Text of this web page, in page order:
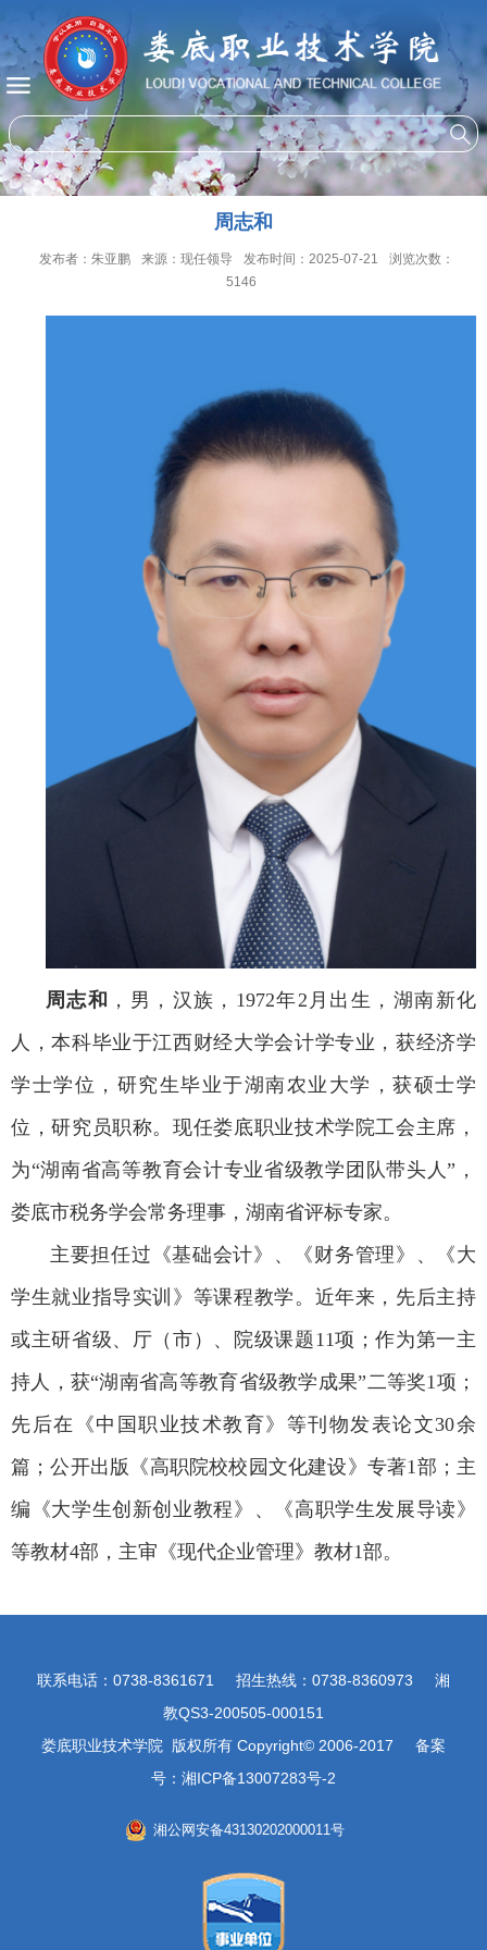
周志和
发布者：朱亚鹏 来源：现任领导 发布时间：2025-07-21
浏览次数：
5146
周志和 ，男，汉族，1972年2月出生，湖南新化
人，本科毕业于江西财经大学会计学专业，获经济学
学士学位，研究生毕业于湖南农业大学，获硕士学
位，研究员职称。现任娄底职业技术学院工会主席，
为“湖南省高等教育会计专业省级教学团队带头人”，
娄底市税务学会常务理事，湖南省评标专家。
主要担任过《基础会计》、《财务管理》、《大
学生就业指导实训》等课程教学。近年来，先后主持
或主研省级、厅（市）、院级课题11项；作为第一主
持人，获“湖南省高等教育省级教学成果”二等奖1项；
先后在《中国职业技术教育》等刊物发表论文30余
篇；公开出版《高职院校校园文化建设》专著1部；主
编《大学生创新创业教程》、《高职学生发展导读》
等教材4部，主审《现代企业管理》教材1部。
联系电话：0738-8361671 招生热线：0738-8360973 湘
教QS3-200505-000151
娄底职业技术学院 版权所有 Copyright© 2006-2017 备案
号：湘ICP备13007283号-2
湘公网安备43130202000011号